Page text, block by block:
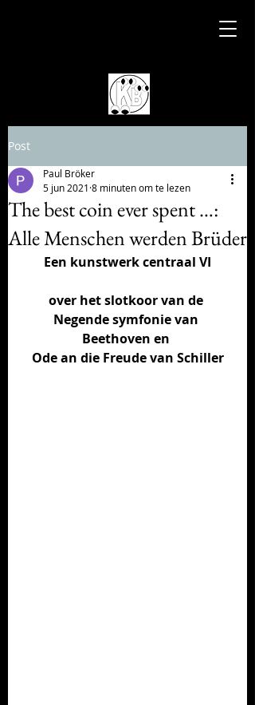
Post
The best coin ever spent …:
Alle Menschen werden Brüder
Paul Bröker
5 jun 2021 8 minuten om te lezen
Een kunstwerk centraal VI
over het slotkoor van de
Negende symfonie van
Beethoven en
Ode an die Freude van Schiller